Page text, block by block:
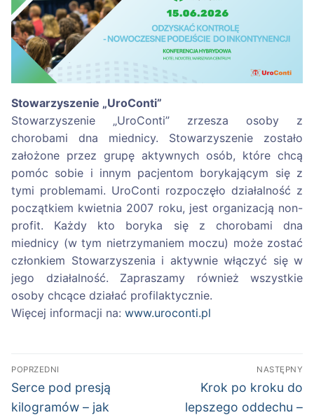
Stowarzyszenie „UroConti”
Stowarzyszenie „UroConti” zrzesza osoby z
chorobami dna miednicy. Stowarzyszenie zostało
założone przez grupę aktywnych osób, które chcą
pomóc sobie i innym pacjentom borykającym się z
tymi problemami. UroConti rozpoczęło działalność z
początkiem kwietnia 2007 roku, jest organizacją non-
profit. Każdy kto boryka się z chorobami dna
miednicy (w tym nietrzymaniem moczu) może zostać
członkiem Stowarzyszenia i aktywnie włączyć się w
jego działalność. Zapraszamy również wszystkie
osoby chcące działać profilaktycznie.
Więcej informacji na: www.uroconti.pl
Nawigacja
wpisu
POPRZEDNI
Poprzedni
wpis:
Serce pod presją
kilogramów – jak
NASTĘPNY
Następny
wpis:
Krok po kroku do
lepszego oddechu –